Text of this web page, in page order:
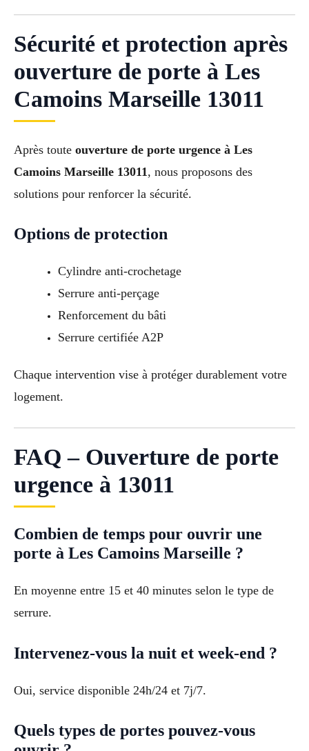
Sécurité et protection après
ouverture de porte à Les
Camoins Marseille 13011
Après toute ouverture de porte urgence à Les
Camoins Marseille 13011 , nous proposons des
solutions pour renforcer la sécurité.
Options de protection
Cylindre anti-crochetage
Serrure anti-perçage
Renforcement du bâti
Serrure certifiée A2P
Chaque intervention vise à protéger durablement votre
logement.
FAQ – Ouverture de porte
urgence à 13011
Combien de temps pour ouvrir une
porte à Les Camoins Marseille ?
En moyenne entre 15 et 40 minutes selon le type de
serrure.
Intervenez-vous la nuit et week-end ?
Oui, service disponible 24h/24 et 7j/7.
Quels types de portes pouvez-vous